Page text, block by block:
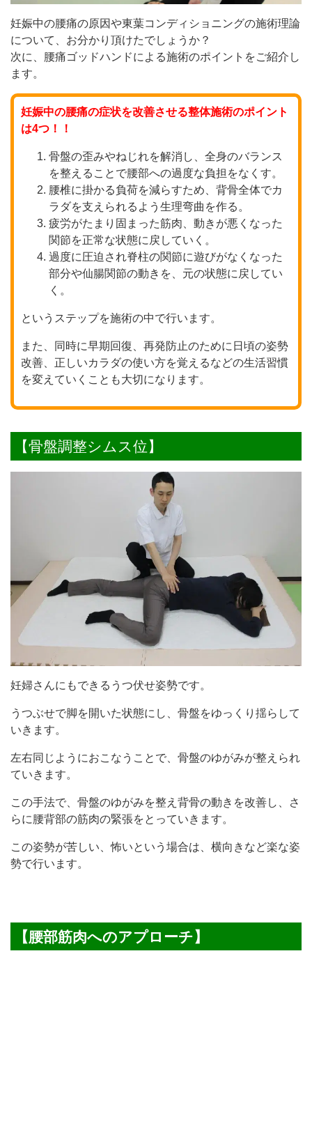
妊娠中の腰痛の原因や東葉コンディショニングの施術理論
について、お分かり頂けたでしょうか？
次に、腰痛ゴッドハンドによる施術のポイントをご紹介し
ます。
妊娠中の腰痛の症状を改善させる整体施術のポイント
は4つ！！
骨盤の歪みやねじれを解消し、全身のバランス
を整えることで腰部への過度な負担をなくす。
腰椎に掛かる負荷を減らすため、背骨全体でカ
ラダを支えられるよう生理弯曲を作る。
疲労がたまり固まった筋肉、動きが悪くなった
関節を正常な状態に戻していく。
過度に圧迫され脊柱の関節に遊びがなくなった
部分や仙腸関節の動きを、元の状態に戻してい
く。
というステップを施術の中で行います。
また、同時に早期回復、再発防止のために日頃の姿勢
改善、正しいカラダの使い方を覚えるなどの生活習慣
を変えていくことも大切になります。
【骨盤調整シムス位】
妊婦さんにもできるうつ伏せ姿勢です。
うつぶせで脚を開いた状態にし、骨盤をゆっくり揺らして
いきます。
左右同じようにおこなうことで、骨盤のゆがみが整えられ
ていきます。
この手法で、骨盤のゆがみを整え背骨の動きを改善し、さ
らに腰背部の筋肉の緊張をとっていきます。
この姿勢が苦しい、怖いという場合は、横向きなど楽な姿
勢で行います。
【腰部筋肉へのアプローチ】